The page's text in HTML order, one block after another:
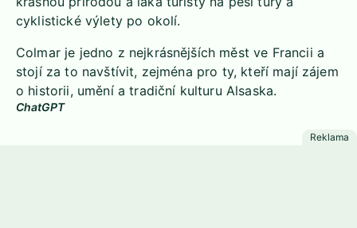
cyklistické výlety po okolí.
Colmar je jedno z nejkrásnějších měst ve Francii a
stojí za to navštívit, zejména pro ty, kteří mají zájem
o historii, umění a tradiční kulturu Alsaska.
ChatGPT